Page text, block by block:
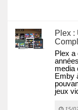
Plex :
Plex a
media
Emby
jeux